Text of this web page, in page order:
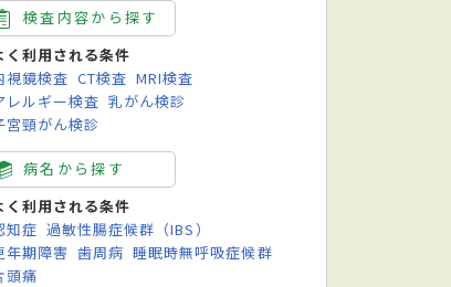
検査内容から探す
く利用される条件
視鏡検査 CT検査 MRI検査
レルギー検査 乳がん検診
宮頸がん検診
病名から探す
く利用される条件
知症 過敏性腸症候群（IBS）
年期障害 歯周病 睡眠時無呼吸症候群
頭痛